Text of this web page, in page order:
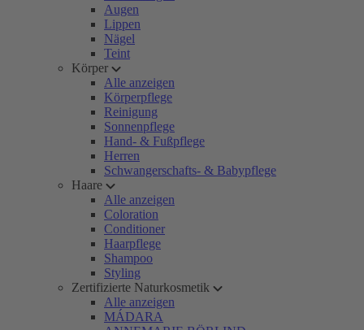
Augen
Lippen
Nägel
Teint
Körper
Alle anzeigen
Körperpflege
Reinigung
Sonnenpflege
Hand- & Fußpflege
Herren
Schwangerschafts- & Babypflege
Haare
Alle anzeigen
Coloration
Conditioner
Haarpflege
Shampoo
Styling
Zertifizierte Naturkosmetik
Alle anzeigen
MÁDARA